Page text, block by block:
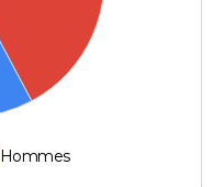
Hommes